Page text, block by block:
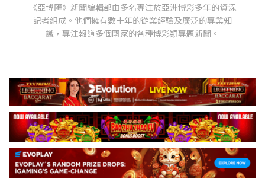
《亞博匯》新聞編輯部由多名專注於亞洲博彩多年的資深
記者組成。他們擁有數十年的從業經驗及廣泛的專業知
識，專注報道多個國家的各種博彩類專題新聞。